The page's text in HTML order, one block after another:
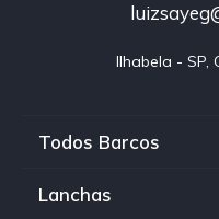
Ilhabela - SP,
Todos Barcos
Lanchas